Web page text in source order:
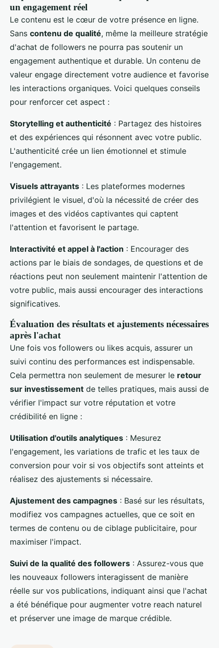
un engagement réel
Le contenu est le cœur de votre présence en ligne.
Sans contenu de qualité, même la meilleure stratégie
d'achat de followers ne pourra pas soutenir un
engagement authentique et durable. Un contenu de
valeur engage directement votre audience et favorise
les interactions organiques. Voici quelques conseils
pour renforcer cet aspect :
Storytelling et authenticité : Partagez des histoires
et des expériences qui résonnent avec votre public.
L'authenticité crée un lien émotionnel et stimule
l'engagement.
Visuels attrayants : Les plateformes modernes
privilégient le visuel, d'où la nécessité de créer des
images et des vidéos captivantes qui captent
l'attention et favorisent le partage.
Interactivité et appel à l'action : Encourager des
actions par le biais de sondages, de questions et de
réactions peut non seulement maintenir l'attention de
votre public, mais aussi encourager des interactions
significatives.
Évaluation des résultats et ajustements nécessaires
après l'achat
Une fois vos followers ou likes acquis, assurer un
suivi continu des performances est indispensable.
Cela permettra non seulement de mesurer le retour
sur investissement de telles pratiques, mais aussi de
vérifier l'impact sur votre réputation et votre
crédibilité en ligne :
Utilisation d'outils analytiques : Mesurez
l'engagement, les variations de trafic et les taux de
conversion pour voir si vos objectifs sont atteints et
réalisez des ajustements si nécessaire.
Ajustement des campagnes : Basé sur les résultats,
modifiez vos campagnes actuelles, que ce soit en
termes de contenu ou de ciblage publicitaire, pour
maximiser l'impact.
Suivi de la qualité des followers : Assurez-vous que
les nouveaux followers interagissent de manière
réelle sur vos publications, indiquant ainsi que l'achat
a été bénéfique pour augmenter votre reach naturel
et préserver une image de marque crédible.